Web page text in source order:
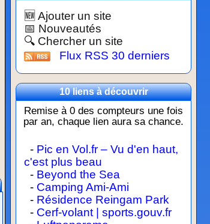
🆕 Ajouter un site
📅 Nouveautés
🔍 Chercher un site
Flux RSS 30 derniers
10 liens à découvrir
Remise à 0 des compteurs une fois
par an, chaque lien aura sa chance.
- Pic en Vol.fr – Vu d'en haut,
c'est plus beau
- Beyond the Sea
- Camping Ami-Ami
- Résidence Reingam Park
- Cerf-volant | sports.gouv.fr